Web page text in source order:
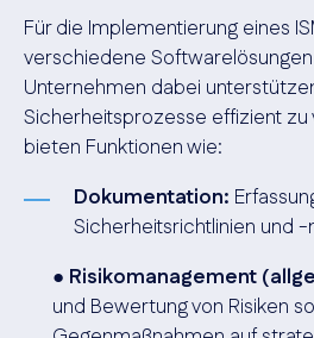
Für die Implementierung eines
verschiedene
Unternehmen dabei
Sicherheitsprozesse effizient zu
bieten Funktionen wie:
Dokumentation:
Sicherheitsrichtlinien und
● Risikomanagement
und Bewertung von Risiken